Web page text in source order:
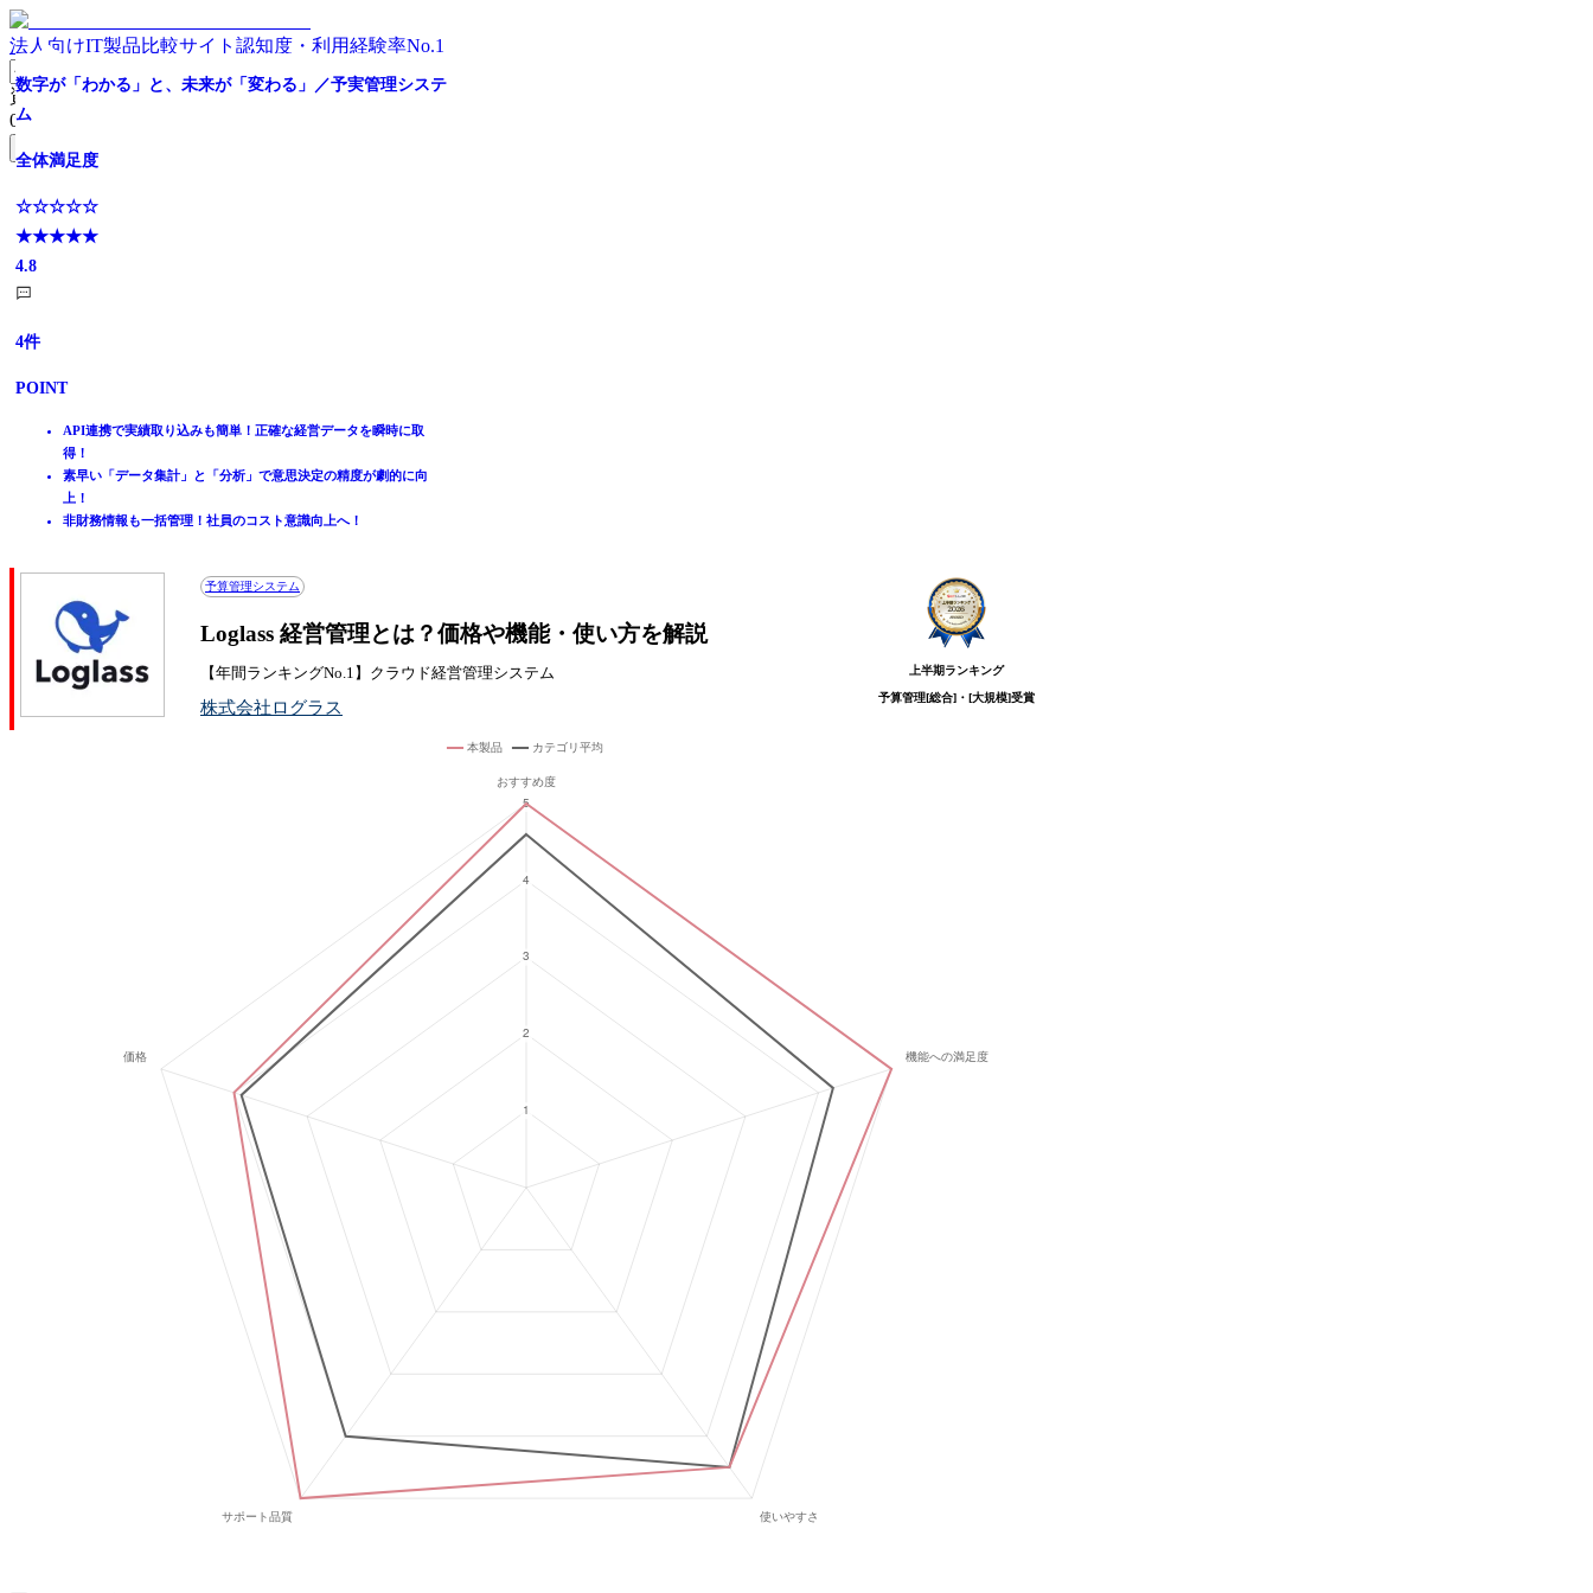
法人向けIT製品比較サイト 認知度・利用経験率No.1
資料請求リスト
0件
無料資料請求フォームへ
製品を探す
ランキングから探す
動画で学ぶ
IT製品比較TOP
会計
予算管理システム
Loglass 経営管理
予算管理システム
Loglass 経営管理とは？価格や機能・使い方を解説
【年間ランキングNo.1】クラウド経営管理システム
株式会社ログラス
上半期ランキング
予算管理[総合]・[大規模]受賞
【数字の可視化で経営を面白く】経営支援クラウド
★★★★★
4.7
必要機能がそろって月額10,000円～。コストを抑えた予算管理
人数無制限の定額制。組織全体で活用可能
経営と現場をつなぐ、次世代の予算管理
★★★★★
3.8
システム連携により予算・実績・見通しを一元管理
直感的な可視化で、経営層にも現場にも使いやすい設計
【3年連続No1】将来予測の精度向上に！クラウド経営管
理
全体満足度
☆☆☆☆☆
★★★★★
4.5
21件
POINT
ノウハウが詰まったExcelを有効活用してスピーディな導入･定着
化
公認会計士・米国公認会計士が製品設計・導入メソッドを監修
大手コンサルファームの出身者が業種業界問わず導入サポート
【無償体験版あり】今あるExcelフォーマットをシステム
化/DX推進
全体満足度
☆☆☆☆☆
★★★★★
4.6
7件
POINT
【使いやすさ】今あるExcel業務をまとめて簡単システム化！!
【効率化】予算編成/予実管理等のデータ収集・集計作業が激減！!
【外部連携】基幹/会計/販売など各種システムと豊富な連携実績！
信頼の導入実績！経営管理DX推進のパートナー ★
★★★★★
4.3
エクセルだから誰でも自由にデータ分析ができる！
既存の報告書をそのままの形で活用可能！
分野を超える、現場とつなぐ、
★★★★★
4.6
経理／企画の要約データと現場の詳細データを繋げてドリルダウ
ン
とにかく超高速。ストレスなしの検索スピードと画面の切り替わ
り
5,500社の実績! Google,Microsoftも採用
★★★★★
4.2
脱却
◆リアルタイム見通し管理の実現◆ 経営者は常に最新業績が分
かる
◆ビジネスのPDCA高速化◆ 意思決定を速め、成長を加速化さ
せる
数字が「わかる」と、未来が「変わる」／予実管理システ
ム
全体満足度
☆☆☆☆☆
★★★★★
4.8
4件
POINT
API連携で実績取り込みも簡単！正確な経営データを瞬時に取
得！
素早い「データ集計」と「分析」で意思決定の精度が劇的に向
上！
非財務情報も一括管理！社員のコスト意識向上へ！